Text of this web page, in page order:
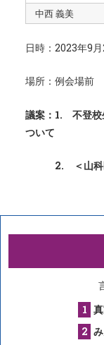
中西 義美
日時：2023年9
場所：例会場前
議案：1. 不登校
ついて
2. ＜山科